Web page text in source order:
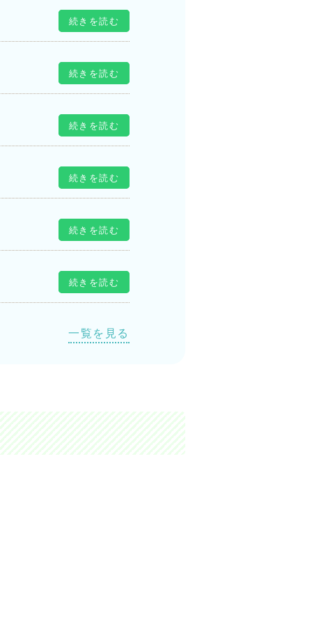
続きを読む
続きを読む
続きを読む
続きを読む
続きを読む
続きを読む
一覧を見る